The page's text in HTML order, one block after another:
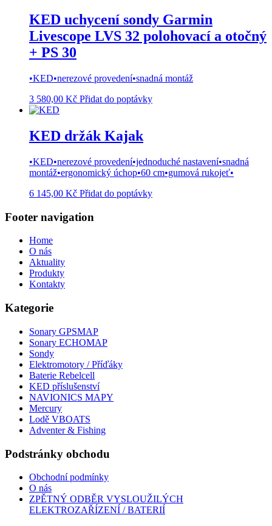
KED uchycení sondy Garmin
Livescope LVS 32 polohovací a otočný
+ PS 30
•KED•nerezové provedení•snadná montáž
3 580,00 Kč Přidat do poptávky
KED držák Kajak
•KED•nerezové provedení•jednoduché nastavení•snadná
montáž•ergonomický úchop•60 cm•gumová rukojeť•
6 145,00 Kč Přidat do poptávky
Footer navigation
Home
O nás
Aktuality
Produkty
Kontakty
Kategorie
Sonary GPSMAP
Sonary ECHOMAP
Sondy
Elektromotory / Příďáky
Baterie Rebelcell
KED příslušenství
NAVIONICS MAPY
Mercury
Lodě VBOATS
Adventer & Fishing
Podstránky obchodu
Obchodní podmínky
O nás
ZPĚTNÝ ODBĚR VYSLOUŽILÝCH
ELEKTROZAŘÍZENÍ / BATERIÍ